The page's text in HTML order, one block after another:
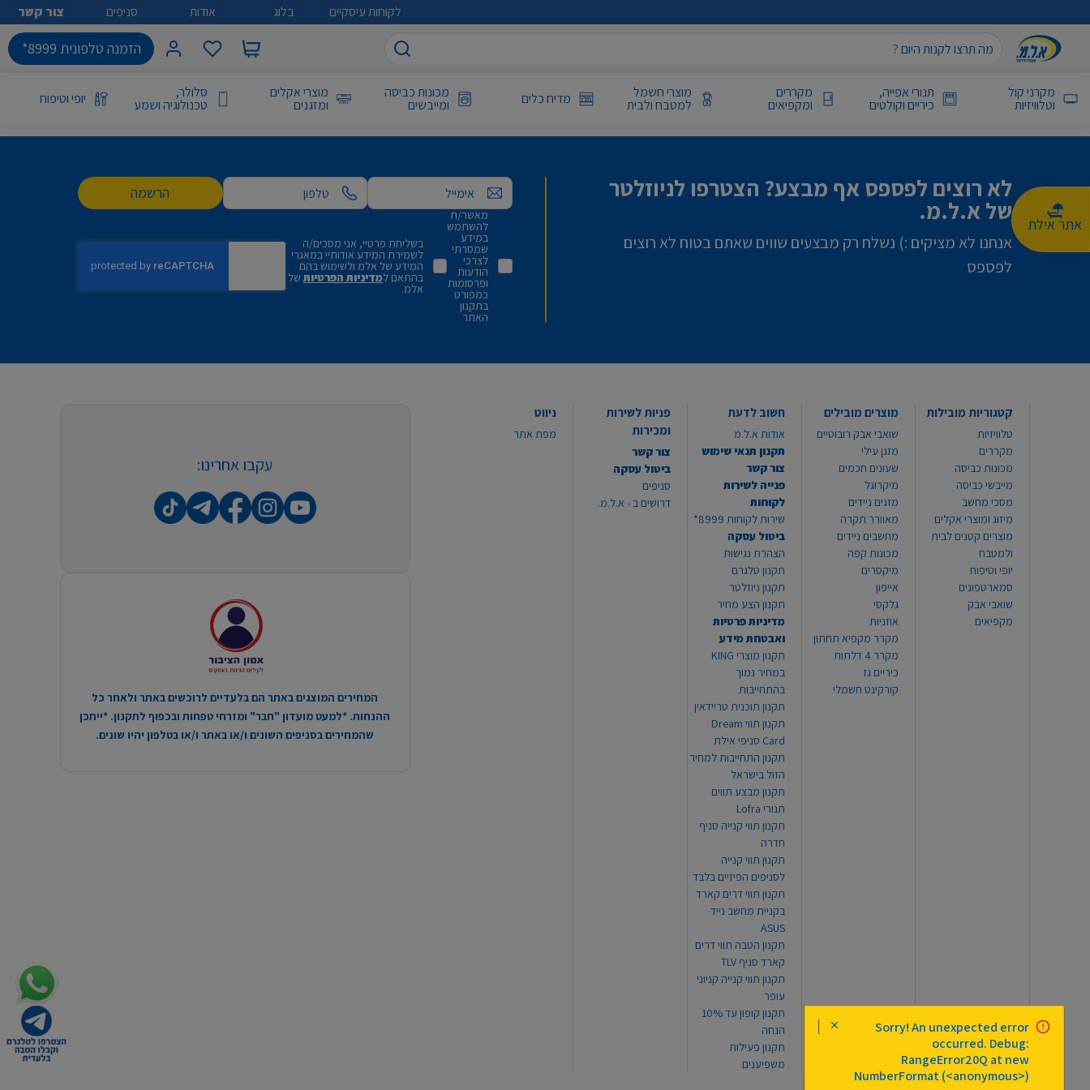
אתר אילת
לקוחות עיסקיים בלוג אודות סניפים צור קשר
הזמנה טלפונית 8999*
מקרני קול
וטלוויזיות
תנורי אפייה,
כיריים וקולטים
מקררים
ומקפיאים
מוצרי חשמל
למטבח ולבית מדיח כלים מכונות כביסה
ומייבשים
מוצרי אקלים
ומזגנים
סלולר,
טכנולוגיה ושמע יופי וטיפוח
לא רוצים לפספס אף מבצע? הצטרפו לניוזלטר
של א.ל.מ.
אנחנו לא מציקים :) נשלח רק מבצעים שווים שאתם בטוח לא רוצים
לפספס
אימייל הרשמה
מאשר/ת
להשתמש
במידע
שמסרתי
לצרכי
הודעות
ופרסומות
כמפורט
בתקנון
האתר
בשליחת פרטיי, אני מסכים/ה
לשמירת המידע אודותיי במאגרי
המידע של אלמ ולשימוש בהם
בהתאם למדיניות הפרטיות של
אלמ.
קטגוריות מובילות
טלוויזיות
מקררים
מכונות כביסה
מייבשי כביסה
מסכי מחשב
מיזוג ומוצרי אקלים
מוצרים קטנים לבית
ולמטבח
יופי וטיפוח
סמארטפונים
שואבי אבק
מקפיאים
מוצרים מובילים
שואבי אבק רובוטיים
מזגן עילי
שעונים חכמים
מיקרוגל
מזגים ניידים
מאוורר תקרה
מחשבים ניידים
מכונות קפה
מיקסרים
אייפון
גלקסי
אוזניות
מקרר מקפיא תחתון
מקרר 4 דלתות
כיריים גז
קורקינט חשמלי
חשוב לדעת
אודות א.ל.מ
תקנון תנאי שימוש
צור קשר
פנייה לשירות
לקוחות
שירות לקוחות 8999*
ביטול עסקה
הצהרת נגישות
תקנון טלגרם
תקנון ניוזלטר
תקנון הצע מחיר
מדיניות פרטיות
ואבטחת מידע
תקנון מוצרי KING
במחיר נמוך
בהתחייבות
תקנון תוכנית טריידאין
תקנון תווי Dream
Card סניפי אילת
תקנון התחייבות למחיר
הזול בישראל
תקנון מבצע תווים
תנורי Lofra
תקנון תווי קנייה סניף
חדרה
תקנון תווי קנייה
לסניפים הפיזיים בלבד
תקנון תווי דרים קארד
בקניית מחשב נייד
ASUS
תקנון הטבה תווי דרים
קארד סניף TLV
תקנון תווי קנייה קניוני
עופר
תקנון קופון עד 10%
הנחה
תקנון פעילות
משפיענים
פניות לשירות
ומכירות
צור קשר
ביטול עסקה
סניפים
דרושים ב - א.ל.מ.
ניווט
מפת אתר
עקבו אחרינו:
המחירים המוצגים באתר הם בלעדיים לרוכשים באתר ולאחר כל
ההנחות. *למעט מועדון "חבר" ומזרחי טפחות ובכפוף לתקנון. *ייתכן
שהמחירים בסניפים השונים ו/או באתר ו/או בטלפון יהיו שונים.
Sorry! An unexpected error
occurred. Debug:
RangeError20Q at new
NumberFormat (<anonymous>)